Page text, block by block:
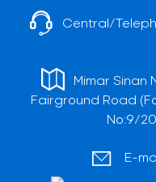
Central/
Mimar Sinan
Fairground Road
No:9/
E-